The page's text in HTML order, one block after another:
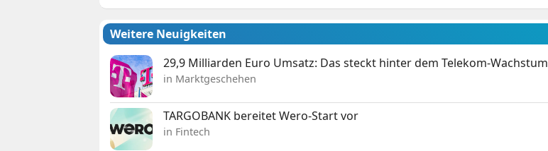
Weitere Neuigkeiten
29,9 Milliarden Euro Umsatz: Das steckt hinter dem Telekom-Wachstum
in Marktgeschehen
TARGOBANK bereitet Wero-Start vor
in Fintech